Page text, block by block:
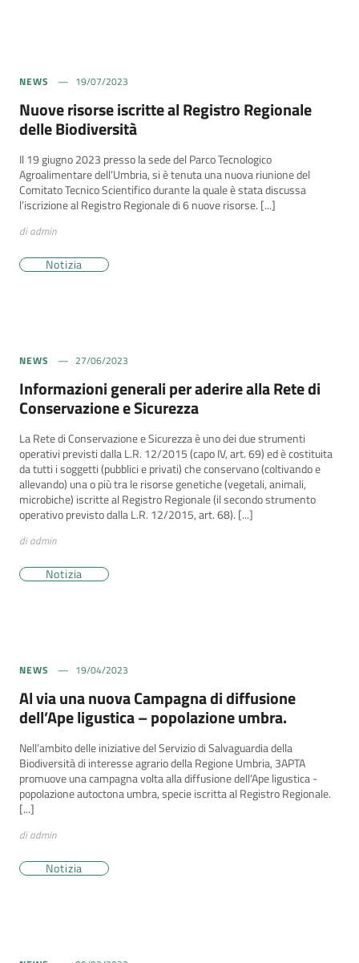
NEWS 19/07/2023
Nuove risorse iscritte al Registro Regionale
delle Biodiversità
Il 19 giugno 2023 presso la sede del Parco Tecnologico
Agroalimentare dell’Umbria, si è tenuta una nuova riunione del
Comitato Tecnico Scientifico durante la quale è stata discussa
l’iscrizione al Registro Regionale di 6 nuove risorse. [...]
di admin
Notizia
NEWS 27/06/2023
Informazioni generali per aderire alla Rete di
Conservazione e Sicurezza
La Rete di Conservazione e Sicurezza è uno dei due strumenti
operativi previsti dalla L.R. 12/2015 (capo IV, art. 69) ed è costituita
da tutti i soggetti (pubblici e privati) che conservano (coltivando e
allevando) una o più tra le risorse genetiche (vegetali, animali,
microbiche) iscritte al Registro Regionale (il secondo strumento
operativo previsto dalla L.R. 12/2015, art. 68). [...]
di admin
Notizia
NEWS 19/04/2023
Al via una nuova Campagna di diffusione
dell’Ape ligustica – popolazione umbra.
Nell’ambito delle iniziative del Servizio di Salvaguardia della
Biodiversità di interesse agrario della Regione Umbria, 3APTA
promuove una campagna volta alla diffusione dell’Ape ligustica -
popolazione autoctona umbra, specie iscritta al Registro Regionale.
[...]
di admin
Notizia